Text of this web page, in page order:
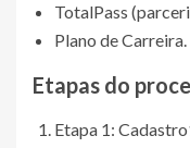
TotalPass
Plano de Carreira.
Etapas do
Etapa 1: Cadastro